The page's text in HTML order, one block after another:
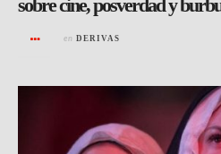
sobre cine, posverdad y
en DERIVAS